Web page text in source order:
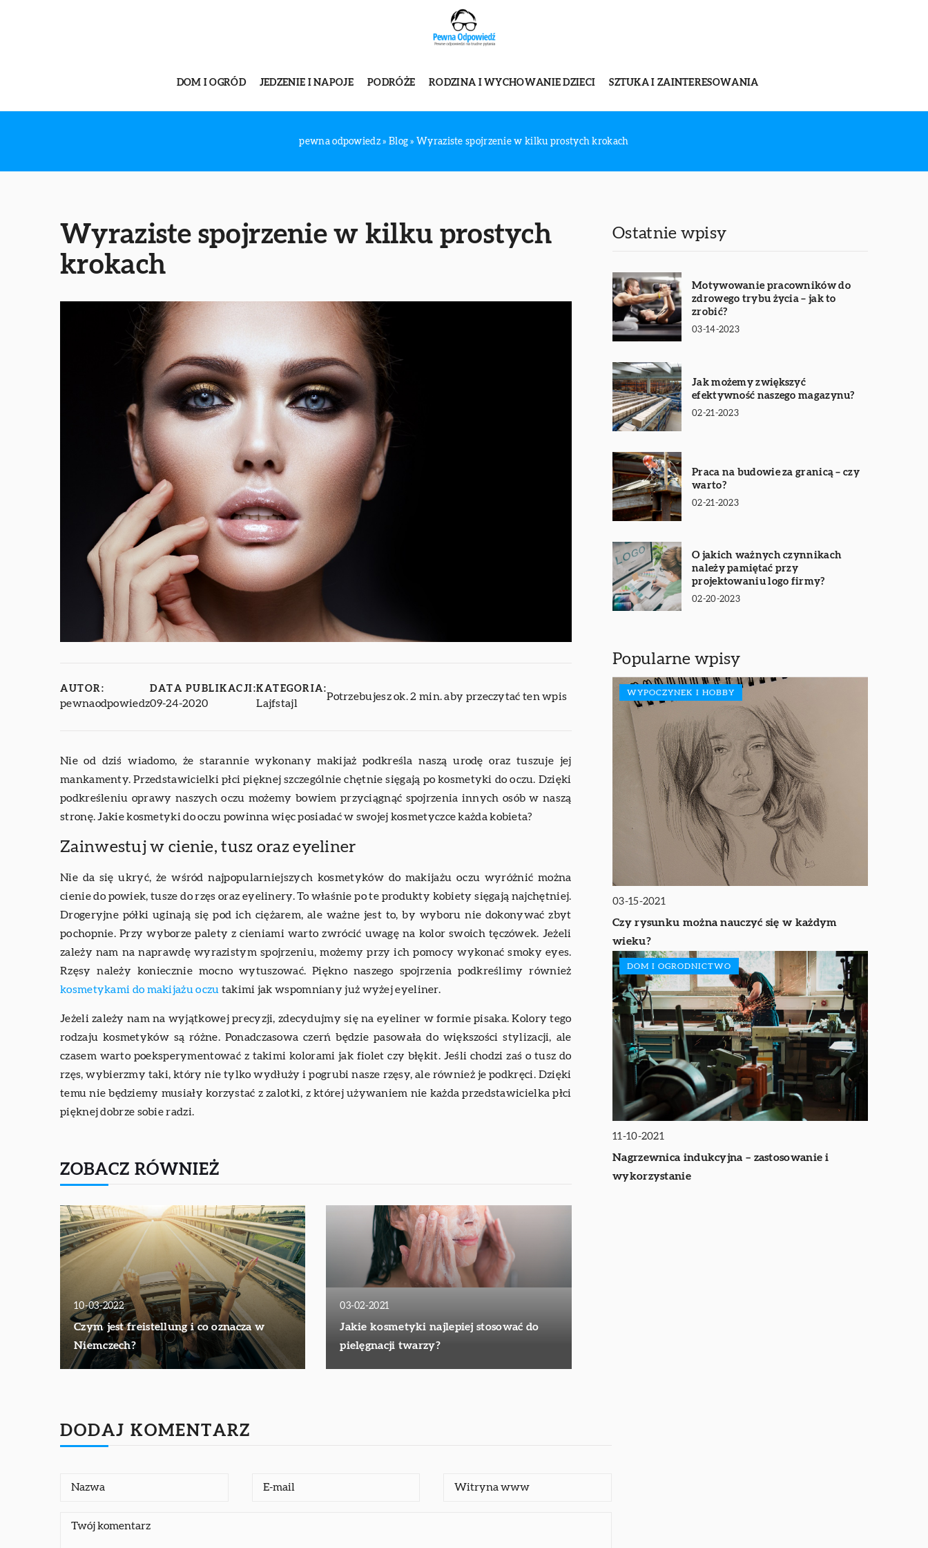
DOM I OGRÓD JEDZENIE I NAPOJE PODRÓŻE RODZINA I WYCHOWANIE DZIECI SZTUKA I ZAINTERESOWANIA
pewna odpowiedz » Blog » Wyraziste spojrzenie w kilku prostych krokach
Wyraziste spojrzenie w kilku prostych
krokach
AUTOR:
pewnaodpowiedz
DATA PUBLIKACJI:
09-24-2020
KATEGORIA:
Lajfstajl
Potrzebujesz ok. 2 min. aby przeczytać ten wpis
Nie od dziś wiadomo, że starannie wykonany makijaż podkreśla naszą urodę oraz tuszuje jej
mankamenty. Przedstawicielki płci pięknej szczególnie chętnie sięgają po kosmetyki do oczu. Dzięki
podkreśleniu oprawy naszych oczu możemy bowiem przyciągnąć spojrzenia innych osób w naszą
stronę. Jakie kosmetyki do oczu powinna więc posiadać w swojej kosmetyczce każda kobieta?
Zainwestuj w cienie, tusz oraz eyeliner
Nie da się ukryć, że wśród najpopularniejszych kosmetyków do makijażu oczu wyróżnić można
cienie do powiek, tusze do rzęs oraz eyelinery. To właśnie po te produkty kobiety sięgają najchętniej.
Drogeryjne półki uginają się pod ich ciężarem, ale ważne jest to, by wyboru nie dokonywać zbyt
pochopnie. Przy wyborze palety z cieniami warto zwrócić uwagę na kolor swoich tęczówek. Jeżeli
zależy nam na naprawdę wyrazistym spojrzeniu, możemy przy ich pomocy wykonać smoky eyes.
Rzęsy należy koniecznie mocno wytuszować. Piękno naszego spojrzenia podkreślimy również
kosmetykami do makijażu oczu takimi jak wspomniany już wyżej eyeliner.
Jeżeli zależy nam na wyjątkowej precyzji, zdecydujmy się na eyeliner w formie pisaka. Kolory tego
rodzaju kosmetyków są różne. Ponadczasowa czerń będzie pasowała do większości stylizacji, ale
czasem warto poeksperymentować z takimi kolorami jak fiolet czy błękit. Jeśli chodzi zaś o tusz do
rzęs, wybierzmy taki, który nie tylko wydłuży i pogrubi nasze rzęsy, ale również je podkręci. Dzięki
temu nie będziemy musiały korzystać z zalotki, z której używaniem nie każda przedstawicielka płci
pięknej dobrze sobie radzi.
ZOBACZ RÓWNIEŻ
10-03-2022
Czym jest freistellung i co oznacza w
Niemczech?
03-02-2021
Jakie kosmetyki najlepiej stosować do
pielęgnacji twarzy?
Ostatnie wpisy
Motywowanie pracowników do
zdrowego trybu życia – jak to
zrobić?
03-14-2023
Jak możemy zwiększyć
efektywność naszego magazynu?
02-21-2023
Praca na budowie za granicą – czy
warto?
02-21-2023
O jakich ważnych czynnikach
należy pamiętać przy
projektowaniu logo firmy?
02-20-2023
Popularne wpisy
WYPOCZYNEK I HOBBY
03-15-2021
Czy rysunku można nauczyć się w każdym
wieku?
DOM I OGRODNICTWO
11-10-2021
Nagrzewnica indukcyjna – zastosowanie i
wykorzystanie
DODAJ KOMENTARZ